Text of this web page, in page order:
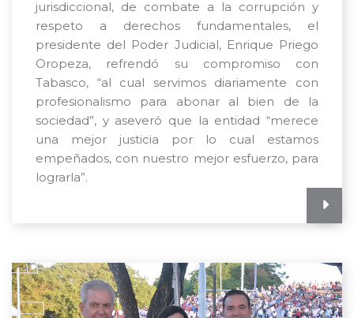
jurisdiccional, de combate a la corrupción y
respeto a derechos fundamentales, el
presidente del Poder Judicial, Enrique Priego
Oropeza, refrendó su compromiso con
Tabasco, “al cual servimos diariamente con
profesionalismo para abonar al bien de la
sociedad”, y aseveró que la entidad “merece
una mejor justicia por lo cual estamos
empeñados, con nuestro mejor esfuerzo, para
lograrla”.